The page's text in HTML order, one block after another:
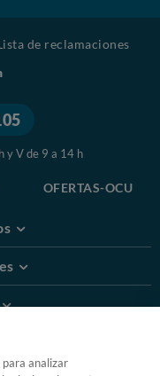
de reclamaciones
y V de 9 a 14 h
OFERTAS-OCU
analizar